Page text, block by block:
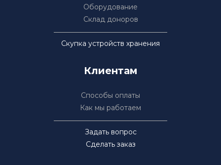
Оборудование
Склад доноров
Скупка устройств хранения
Клиентам
Способы оплаты
Как мы работаем
Задать вопрос
Сделать заказ